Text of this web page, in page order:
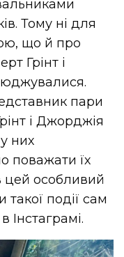
Тому ні для
що й про
Грінт і
пари
і Джорджія
них
поважати їх
цей особливий
події сам
Інстаграмі.